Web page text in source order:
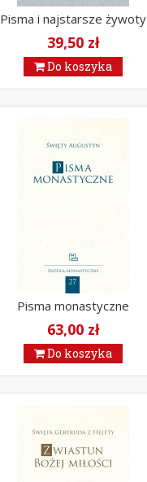
Pisma i najstarsze żywoty
39,50 zł
Do koszyka
Pisma monastyczne
63,00 zł
Do koszyka